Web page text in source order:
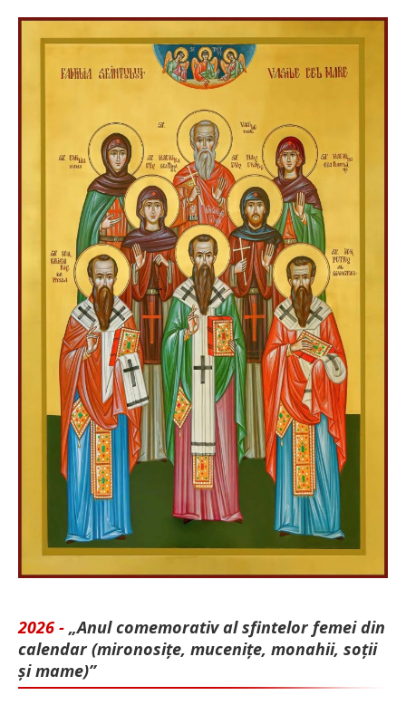
2026 - „Anul comemorativ al sfintelor femei din
calendar (mironosițe, mu­cenițe, monahii, soții
și mame)”